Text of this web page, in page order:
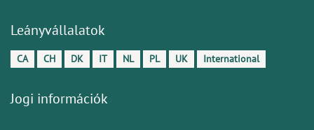
Leányvállalatok
CA CH DK IT NL PL UK International
Jogi információk